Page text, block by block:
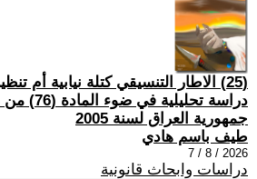
(25) الاطار التنسيقي كتلة نيابية أم
دراسة تحليلية في
جمهورية العراق لسنة 2005
طيف باسم هادي
2026 / 8 / 7
دراسات وابحاث قانونية